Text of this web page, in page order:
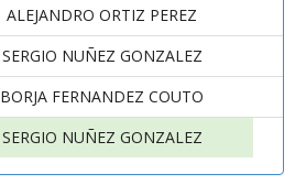
ALEJANDRO ORTIZ PEREZ
SERGIO NUÑEZ GONZALEZ
BORJA FERNANDEZ COUTO
SERGIO NUÑEZ GONZALEZ